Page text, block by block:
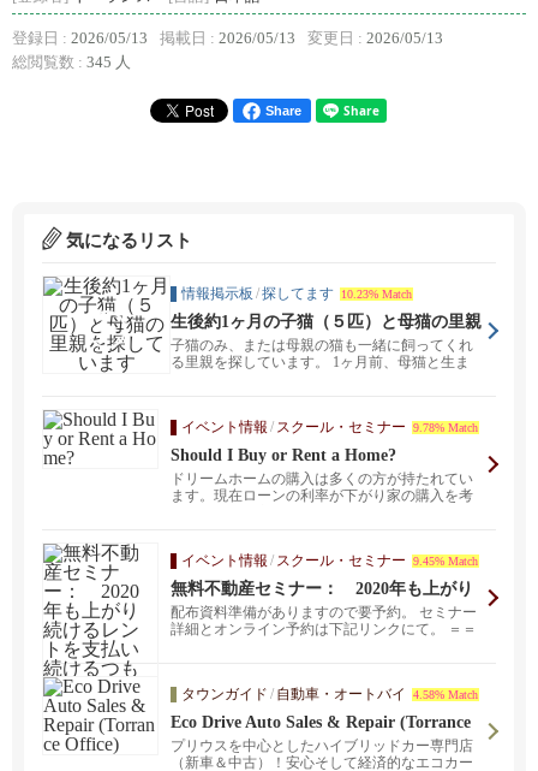
登録日 : 2026/05/13 掲載日 : 2026/05/13 変更日 : 2026/05/13
総閲覧数 : 345 人
Share
気になるリスト
情報掲示板 /探してます 10.23% Match
生後約1ヶ月の子猫（５匹）と母猫の里親
を探しています
子猫のみ、または母親の猫も一緒に飼ってくれ
る里親を探しています。 1ヶ月前、母猫と生ま
イベント情報 / スクール・セミナー 9.78% Match
Should I Buy or Rent a Home?
ドリームホームの購入は多くの方が持たれてい
ます。現在ローンの利率が下がり家の購入を考
イベント情報 / スクール・セミナー 9.45% Match
無料不動産セミナー： 2020年も上がり
続けるレントを支払い続けるつもり?
配布資料準備がありますので要予約。 セミナー
詳細とオンライン予約は下記リンクにて。 ＝＝
タウンガイド / 自動車・オートバイ 4.58% Match
Eco Drive Auto Sales & Repair (Torrance
Office)
プリウスを中心としたハイブリッドカー専門店
（新車＆中古）！安心そして経済的なエコカー